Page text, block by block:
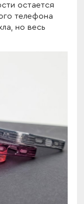
остается
телефона
но весь